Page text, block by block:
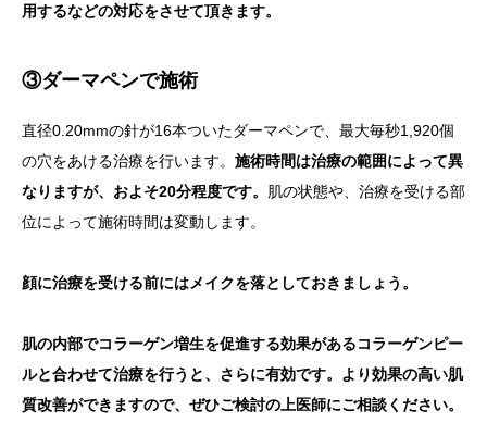
用するなどの対応をさせて頂きます。
③ダーマペンで施術
直径0.20mmの針が16本ついたダーマペンで、最大毎秒1,920個
の穴をあける治療を行います。 施術時間は治療の範囲によって異
なりますが、およそ20分程度です。 肌の状態や、治療を受ける部
位によって施術時間は変動します。
顔に治療を受ける前にはメイクを落としておきましょう。
肌の内部でコラーゲン増生を促進する効果があるコラーゲンピー
ルと合わせて治療を行うと、さらに有効です。より効果の高い肌
質改善ができますので、ぜひご検討の上医師にご相談ください。